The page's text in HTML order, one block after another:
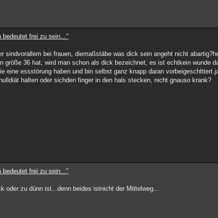
bedeutet frei zu sein..."
sindvorallem bei frauen, diemaßstäbe was dick sein angeht nicht
größe 36 hat, wird man schon als dick bezeichnet, es ist echtkein wunde
eine essstörung haben und bin selbst ganz knapp daran
halten oder sichden finger in den hals stecken, nicht gnauso krank?
bedeutet frei zu sein..."
oder zu dünn ist...denn beides istnicht der Mittelweg...